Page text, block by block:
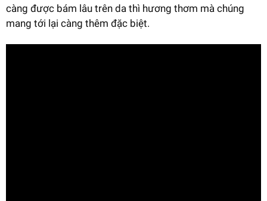
càng được bám lâu trên da thì hương thơm mà chúng
mang tới lại càng thêm đặc biệt.